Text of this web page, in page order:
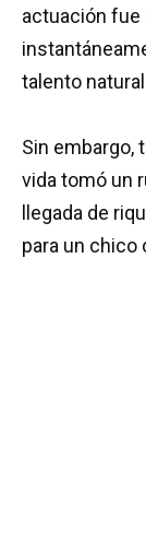
actuación fue
talento
Sin embargo,
vida tomó un
llegada de
para un chico